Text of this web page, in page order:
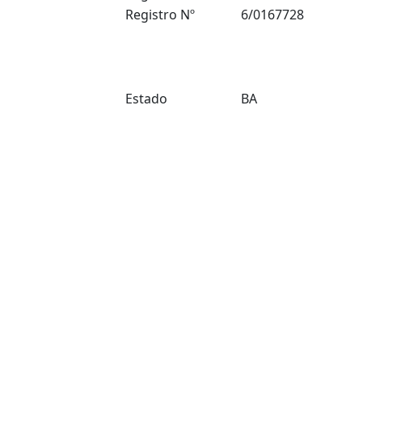
Registro Nº
6/0167728
Estado
BA